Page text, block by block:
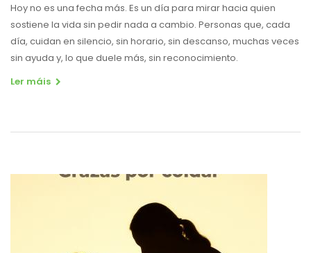
Hoy no es una fecha más. Es un día para mirar hacia quien
sostiene la vida sin pedir nada a cambio. Personas que, cada
día, cuidan en silencio, sin horario, sin descanso, muchas veces
sin ayuda y, lo que duele más, sin reconocimiento.
Ler máis